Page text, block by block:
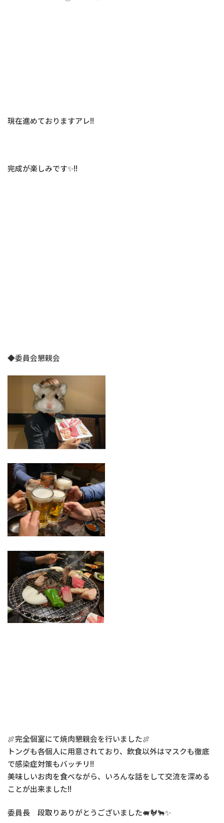
現在進めておりますアレ!!
完成が楽しみです✨!!
◆委員会懇親会
🍖完全個室にて焼肉懇親会を行いました🍖
トングも各個人に用意されており、飲食以外はマスクも徹底
で感染症対策もバッチリ!!
美味しいお肉を食べながら、いろんな話をして交流を深める
ことが出来ました!!
委員長 段取りありがとうございました🐖🐓🐂✨